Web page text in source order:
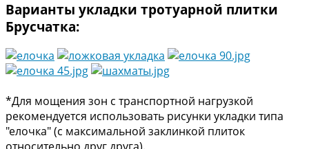
Варианты укладки тротуарной плитки
Брусчатка:
*Для мощения зон с транспортной нагрузкой
рекомендуется использовать рисунки укладки типа
"елочка" (с максимальной заклинкой плиток